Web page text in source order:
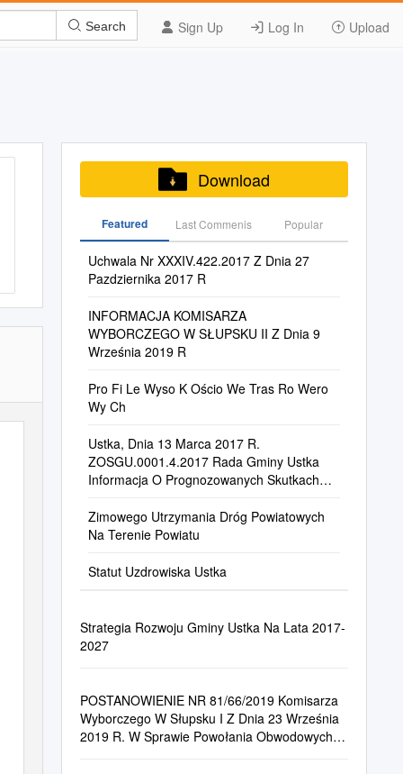
Sign Up Log In Upload
Search
Download
Featured Last Commenis Popular
Uchwala Nr XXXIV.422.2017 Z Dnia 27
Pazdziernika 2017 R
INFORMACJA KOMISARZA
WYBORCZEGO W SŁUPSKU II Z Dnia 9
Września 2019 R
Pro Fi Le Wyso K Ościo We Tras Ro Wero
Wy Ch
Ustka, Dnia 13 Marca 2017 R.
ZOSGU.0001.4.2017 Rada Gminy Ustka
Informacja O Prognozowanych Skutkach
Zimowego Utrzymania Dróg Powiatowych
Na Terenie Powiatu
Statut Uzdrowiska Ustka
Strategia Rozwoju Gminy Ustka Na Lata 2017-
2027
POSTANOWIENIE NR 81/66/2019 Komisarza
Wyborczego W Słupsku I Z Dnia 23 Września
2019 R. W Sprawie Powołania Obwodowych